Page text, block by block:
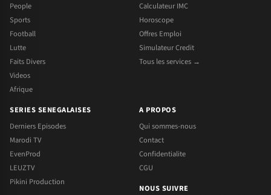
People
Sports
Football
Lutte
Faits Divers
Videos
Afrique
Calculateur IMC
Horoscope
Offres Emploi
Simulateur Credit
Tous les services →
SERIES SENEGALAISES
Derniers Episodes
Marodi TV
EvenProd
LEUZTV
Pikini Production
A PROPOS
Qui sommes-nous
Contact
Confidentialite
CGU
NOUS SUIVRE